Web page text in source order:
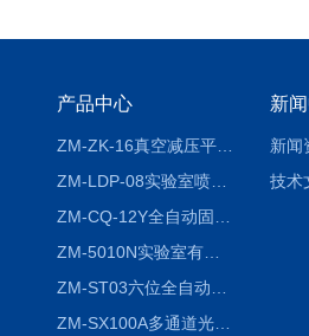
产品中心
ZM-ZK-16真空减压平行浓缩仪
ZM-LDP-08实验室喷雾冷冻干燥机
ZM-5010N实验室有机溶剂喷雾干燥机
ZM-SX100A多通道光催化反应仪
新
新闻
技术